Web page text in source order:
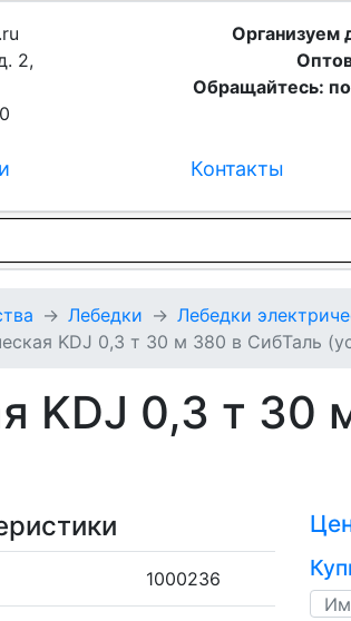
2,
Организуем
Обращайтесь:
Контакты
Лебедки
Лебедки
KDJ 0,3 т 30 м 380 в СибТаль
KDJ 0,3 т 30
1000236